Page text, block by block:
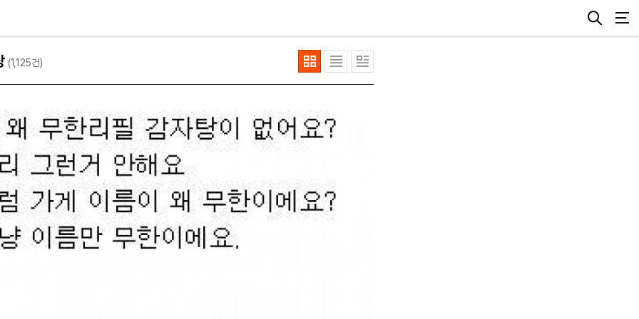
(1,125건)